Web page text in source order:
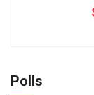
Polls